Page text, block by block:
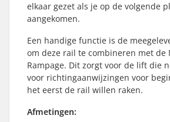
elkaar gezet als je op de volgende
aangekomen.
Een handige functie is de
om deze rail te combineren met de
Rampage. Dit zorgt voor de lift die
voor richtingaanwijzingen voor
het eerst de rail willen raken.
Afmetingen: